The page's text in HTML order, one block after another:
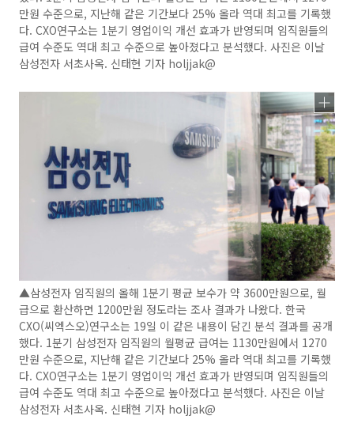
만원 수준으로, 지난해 같은 기간보다 25% 올라 역대 최고를 기록했
다. CXO연구소는 1분기 영업이익 개선 효과가 반영되며 임직원들의
급여 수준도 역대 최고 수준으로 높아졌다고 분석했다. 사진은 이날
삼성전자 서초사옥. 신태현 기자 holjjak@
▲삼성전자 임직원의 올해 1분기 평균 보수가 약 3600만원으로, 월
급으로 환산하면 1200만원 정도라는 조사 결과가 나왔다. 한국
CXO(씨엑스오)연구소는 19일 이 같은 내용이 담긴 분석 결과를 공개
했다. 1분기 삼성전자 임직원의 월평균 급여는 1130만원에서 1270
만원 수준으로, 지난해 같은 기간보다 25% 올라 역대 최고를 기록했
다. CXO연구소는 1분기 영업이익 개선 효과가 반영되며 임직원들의
급여 수준도 역대 최고 수준으로 높아졌다고 분석했다. 사진은 이날
삼성전자 서초사옥. 신태현 기자 holjjak@